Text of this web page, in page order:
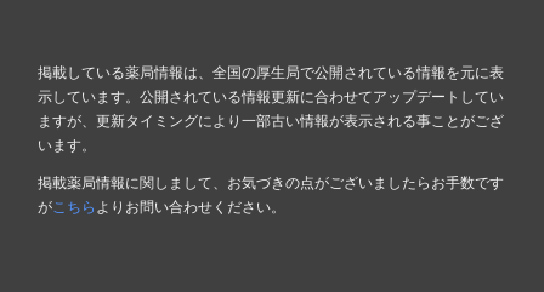
掲載している薬局情報は、全国の厚生局で公開されている情報を元に表
示しています。公開されている情報更新に合わせてアップデートしてい
ますが、更新タイミングにより一部古い情報が表示される事ことがござ
います。
掲載薬局情報に関しまして、お気づきの点がございましたらお手数です
が こちら よりお問い合わせください。